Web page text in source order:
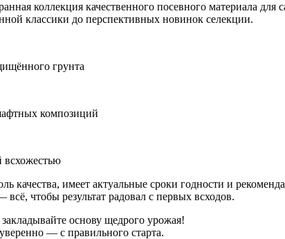
коллекция качественного посевного материала
классики до перспективных новинок селекции.
грунта
композиций
всхожестью
качества, имеет актуальные сроки годности и
чтобы результат радовал с первых всходов.
основу щедрого урожая!
— с правильного старта.